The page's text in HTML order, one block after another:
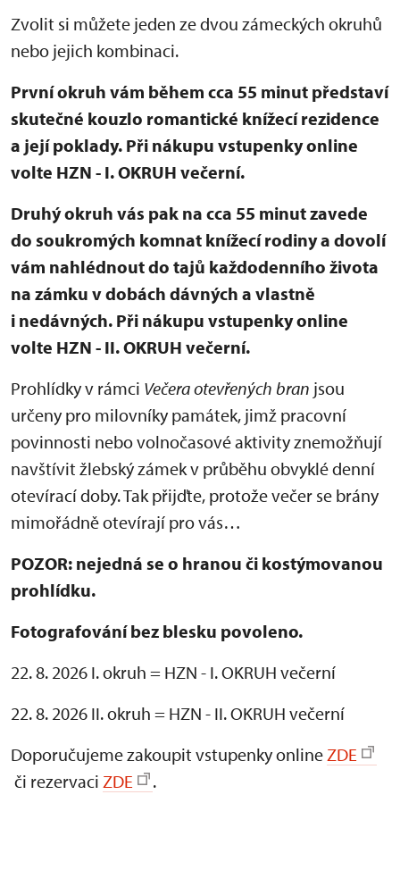
Zvolit si můžete jeden ze dvou zámeckých okruhů
nebo jejich kombinaci.
První okruh vám během cca 55 minut představí
skutečné kouzlo romantické knížecí rezidence
a její poklady. Při nákupu vstupenky online
volte HZN - I. OKRUH večerní.
Druhý okruh vás pak na cca 55 minut zavede
do soukromých komnat knížecí rodiny a dovolí
vám nahlédnout do tajů každodenního života
na zámku v dobách dávných a vlastně
i nedávných. Při nákupu vstupenky online
volte HZN - II. OKRUH večerní.
Prohlídky v rámci Večera otevřených bran jsou
určeny pro milovníky památek, jimž pracovní
povinnosti nebo volnočasové aktivity znemožňují
navštívit žlebský zámek v průběhu obvyklé denní
otevírací doby. Tak přijďte, protože večer se brány
mimořádně otevírají pro vás…
POZOR: nejedná se o hranou či kostýmovanou
prohlídku.
Fotografování bez blesku povoleno.
22. 8. 2026 I. okruh = HZN - I. OKRUH večerní
22. 8. 2026 II. okruh = HZN - II. OKRUH večerní
Doporučujeme zakoupit vstupenky online ZDE
či rezervaci ZDE .